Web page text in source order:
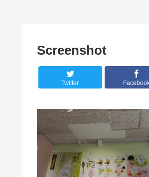
Screenshot
Twitter